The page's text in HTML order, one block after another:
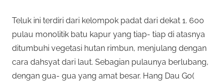
Teluk ini terdiri dari kelompok padat dari dekat 1. 600
pulau monolitik batu kapur yang tiap- tiap di atasnya
ditumbuhi vegetasi hutan rimbun, menjulang dengan
cara dahsyat dari laut. Sebagian pulaunya berlubang,
dengan gua- gua yang amat besar. Hang Dau Go(